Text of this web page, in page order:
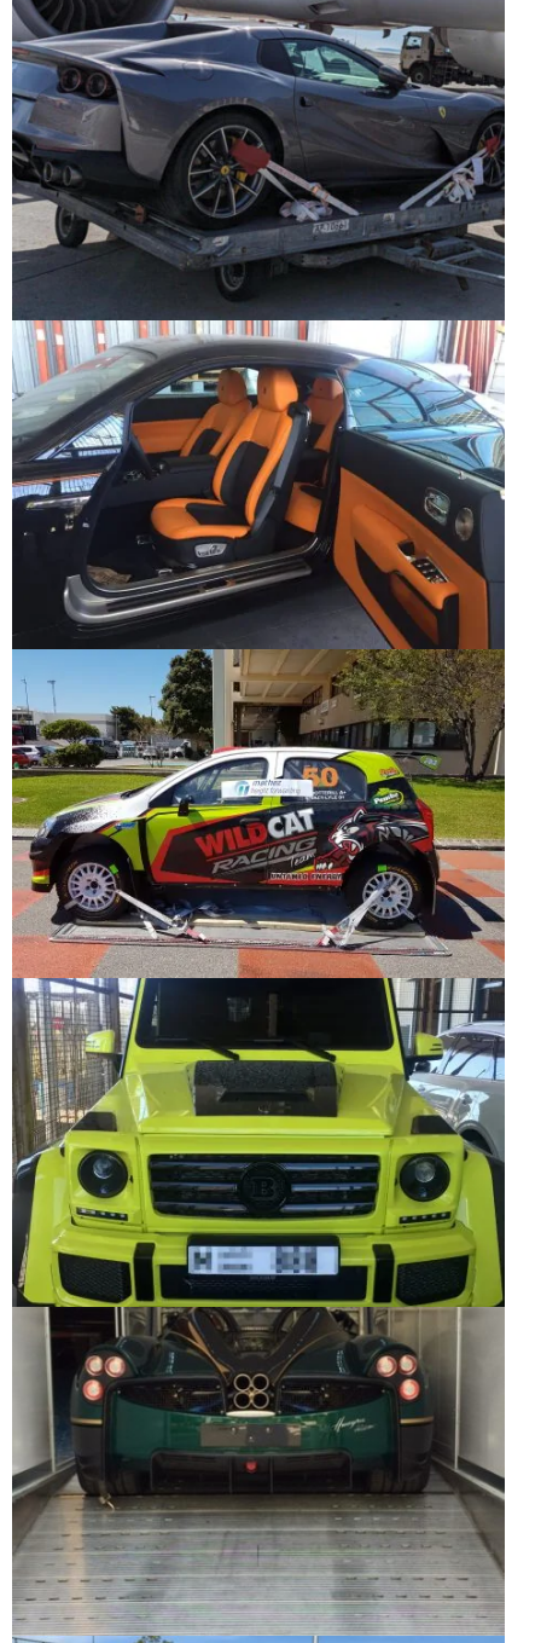
Français English